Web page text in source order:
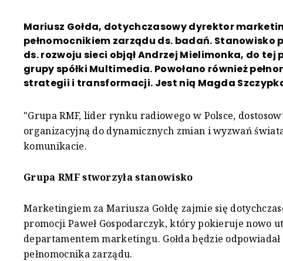
Mariusz Gołda, dotychczasowy dyrektor
pełnomocnikiem zarządu ds. badań. Stanowisko
ds. rozwoju sieci objął Andrzej Mielimonka, do tej
grupy spółki Multimedia. Powołano również
strategii i transformacji. Jest nią Magda
"Grupa RMF, lider rynku radiowego w Polsce,
organizacyjną do dynamicznych zmian i wyzwań
komunikacie.
Grupa RMF stworzyła stanowisko
Marketingiem za Mariusza Gołdę zajmie się
promocji Paweł Gospodarczyk, który pokieruje nowo
departamentem marketingu. Gołda będzie
pełnomocnika zarządu.